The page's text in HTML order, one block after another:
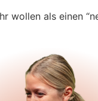
wollen als einen